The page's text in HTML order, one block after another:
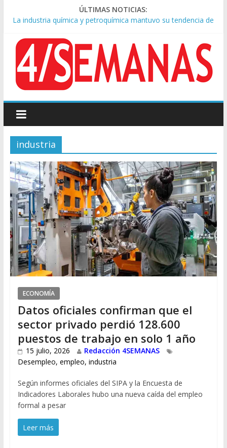
ÚLTIMAS NOTICIAS:
La industria química y petroquímica mantuvo su tendencia de
crecimiento en junio 2026
Empresarios dicen estar «desilusionados» con Milei porque no
les cumplió con la reforma laboral
Causa AFA: el juez Amarante calificó de “ficción judicial” el
traslado del expediente a Campana
A pocas cuadras de La Bombonera chocaron un tren y un
colectivo: siete heridos
Ultimátum de la Justicia a Manuel Adorni para que explique el
crecimiento de su patrimonio
industria
ECONOMÍA
Datos oficiales confirman que el
sector privado perdió 128.600
puestos de trabajo en solo 1 año
15 julio, 2026
Redacción 4SEMANAS
Desempleo, empleo, industria
Según informes oficiales del SIPA y la Encuesta de
Indicadores Laborales hubo una nueva caída del empleo
formal a pesar
Leer más